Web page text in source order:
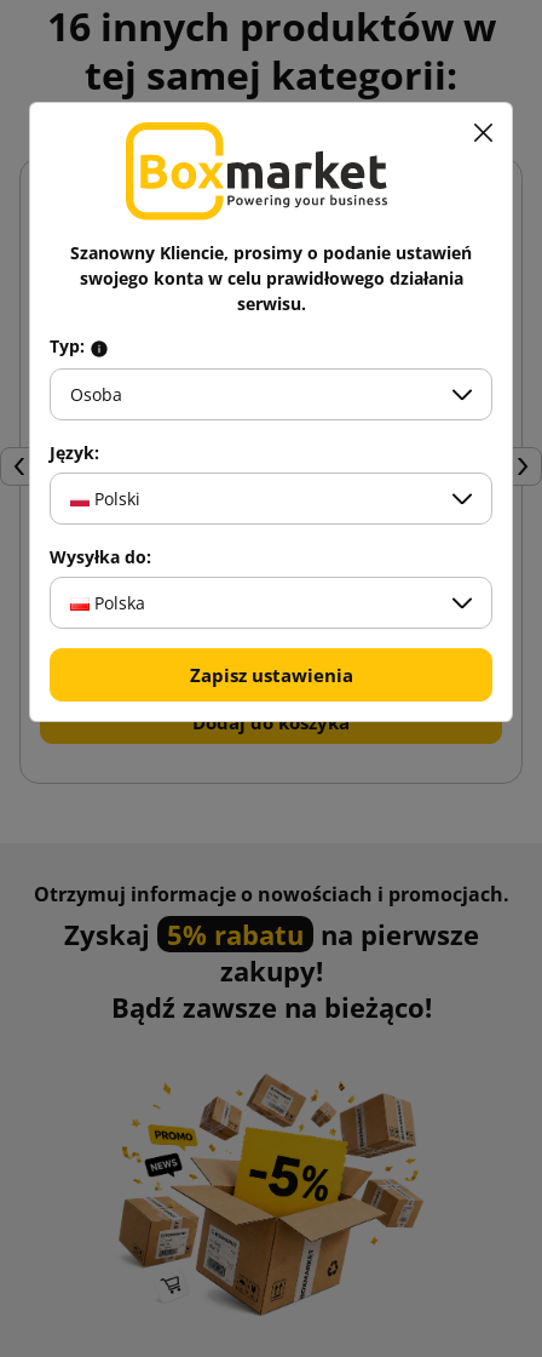
16 innych produktów w
tej samej kategorii:
Poprzedni
Papierowy wypełniacz do paczek GreenLine 70g –
od 152,21 zł brutto
Dodaj do koszyka
Otrzymuj informacje o nowościach i promocjach.
Zyskaj 5% rabatu na pierwsze
zakupy!
Bądź zawsze na bieżąco!
Szanowny Kliencie, prosimy o podanie ustawień
swojego konta w celu prawidłowego działania
serwisu.
Typ:
Osoba
Język:
Polski
Wysyłka do:
Polska
Zapisz ustawienia